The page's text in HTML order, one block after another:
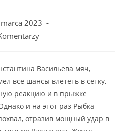
2023
Васильева мяч,
все шансы влететь в сетку,
реакцию и в прыжке
и на этот раз Рыбка
отразив мощный удар в